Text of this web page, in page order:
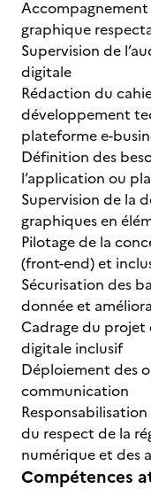
graphique
Supervision de
digitale
Rédaction du
développement
plateforme e-
Définition des
l’application ou
Supervision de la
graphiques en
Pilotage de la
(front-end) et
Sécurisation des
donnée et
Cadrage du
digitale inclusif
Déploiement des
communication
du respect de la
numérique et des
Compétences